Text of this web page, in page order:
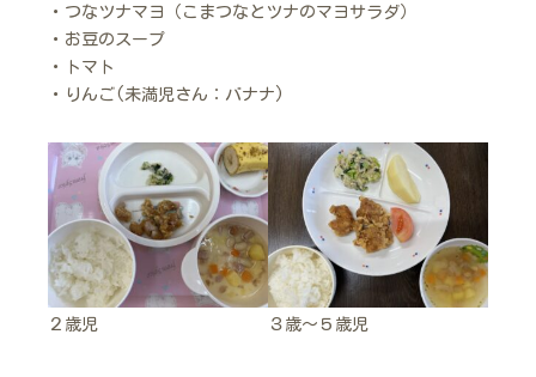
・つなツナマヨ（こまつなとツナのマヨサラダ）
・お豆のスープ
・トマト
・りんご(未満児さん：バナナ)
２歳児 ３歳～５歳児